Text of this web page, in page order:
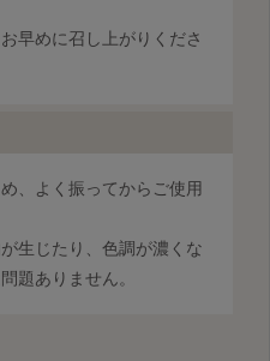
早めに召し上がりくださ
、よく振ってからご使用
生じたり、色調が濃くな
題ありません。